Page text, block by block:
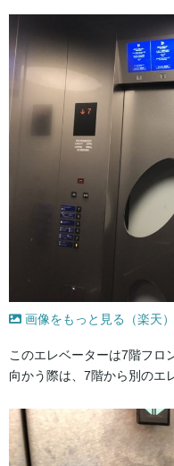
画像をもっと見る（楽天）
このエレベーターは7階フロ
向かう際は、7階から別のエ